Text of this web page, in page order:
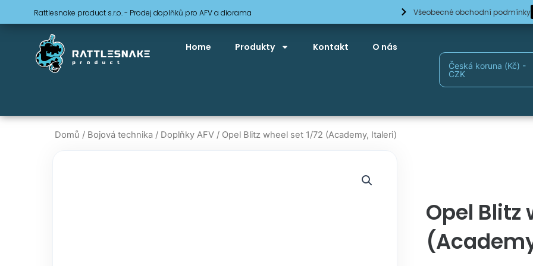
Přeskočit
na
Rattlesnake product s.r.o. - Prodej doplňků pro AFV a diorama Všeobecné obchodní podmínky
Home Produkty Kontakt O nás
Česká koruna (Kč) -
CZK
Domů / Bojová technika / Doplňky AFV / Opel Blitz wheel set 1/72 (Academy, Italeri)
Opel Blitz